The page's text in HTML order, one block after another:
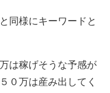
同様にキーワードと
は稼げそうな予感が
０万は産み出してく